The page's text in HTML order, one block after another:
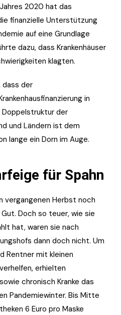
2020 hat das
finanzielle Unterstützung
auf eine Grundlage
dazu, dass Krankenhäuser
klagten.
dass der
in
der
und Ländern ist dem
lange ein Dorn im Auge.
für Spahn
vergangenen Herbst noch
Doch so teuer, wie sie
hat, waren sie nach
dann doch nicht. Um
Rentner mit kleinen
erhielten
chronisch Kranke das
Pandemiewinter. Bis Mitte
6 Euro pro Maske